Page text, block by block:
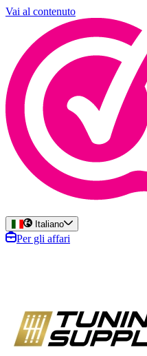
Vai al contenuto
Italiano
Per gli affari